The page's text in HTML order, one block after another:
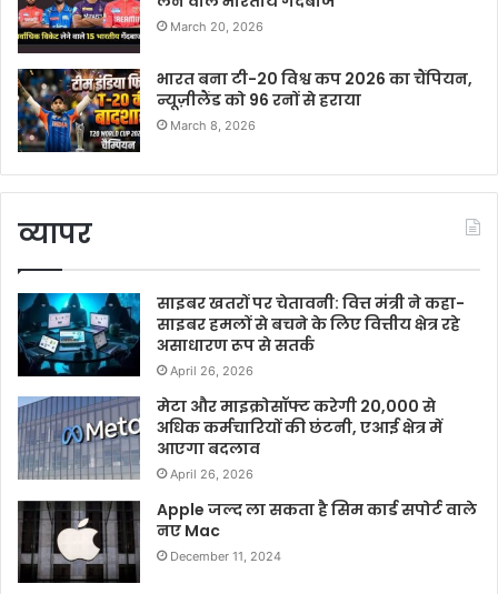
March 20, 2026
भारत बना टी-20 विश्व कप 2026 का चैंपियन,
न्यूज़ीलैंड को 96 रनों से हराया
March 8, 2026
व्यापर
साइबर खतरों पर चेतावनी: वित्त मंत्री ने कहा-
साइबर हमलों से बचने के लिए वित्तीय क्षेत्र रहे
असाधारण रूप से सतर्क
April 26, 2026
मेटा और माइक्रोसॉफ्ट करेगी 20,000 से
अधिक कर्मचारियों की छंटनी, एआई क्षेत्र में
आएगा बदलाव
April 26, 2026
Apple जल्द ला सकता है सिम कार्ड सपोर्ट वाले
नए Mac
December 11, 2024